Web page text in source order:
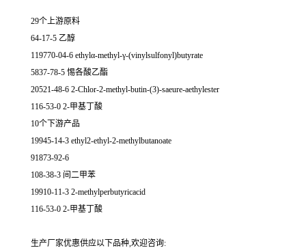
29个上游原料
64-17-5 乙醇
119770-04-6 ethylα-methyl-γ-(vinylsulfonyl)butyrate
5837-78-5 惕各酸乙酯
20521-48-6 2-Chlor-2-methyl-butin-(3)-saeure-aethylester
116-53-0 2-甲基丁酸
10个下游产品
19945-14-3 ethyl2-ethyl-2-methylbutanoate
91873-92-6
108-38-3 间二甲苯
19910-11-3 2-methylperbutyricacid
116-53-0 2-甲基丁酸
生产厂家优惠供应以下品种,欢迎咨询: